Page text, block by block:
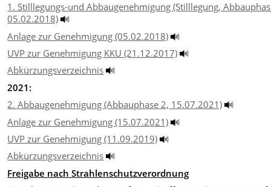
1. Stilllegungs-und Abbaugenehmigung (Stilllegung,
05.02.2018)
Anlage zur Genehmigung (05.02.2018)
UVP zur Genehmigung KKU (21.12.2017)
Abkürzungsverzeichnis
2021:
2. Abbaugenehmigung (Abbauphase 2, 15.07.2021)
Anlage zur Genehmigung (15.07.2021)
UVP zur Genehmigung (11.09.2019)
Abkürzungsverzeichnis
Freigabe nach Strahlenschutzverordnung